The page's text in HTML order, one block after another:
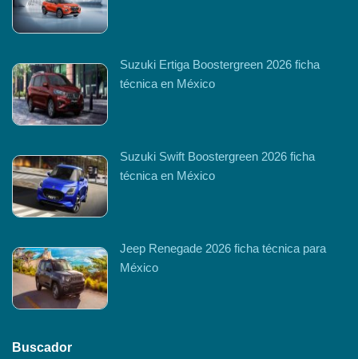
Suzuki Ertiga Boostergreen 2026 ficha
técnica en México
Suzuki Swift Boostergreen 2026 ficha
técnica en México
Jeep Renegade 2026 ficha técnica para
México
Buscador